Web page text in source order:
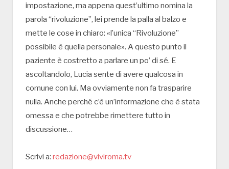
impostazione, ma appena quest’ultimo nomina la
parola “rivoluzione”, lei prende la palla al balzo e
mette le cose in chiaro: «l’unica “Rivoluzione”
possibile è quella personale». A questo punto il
paziente è costretto a parlare un po’ di sé. E
ascoltandolo, Lucia sente di avere qualcosa in
comune con lui. Ma ovviamente non fa trasparire
nulla. Anche perché c’è un’informazione che è stata
omessa e che potrebbe rimettere tutto in
discussione…
Scrivi a: redazione@viviroma.tv